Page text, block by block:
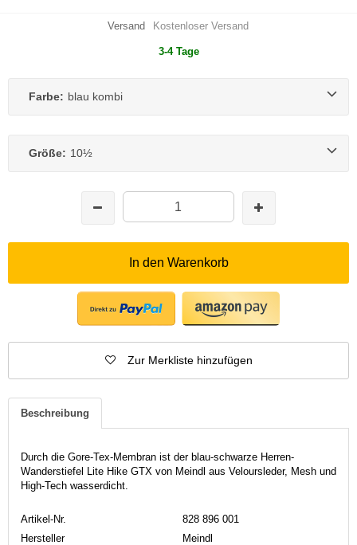
Versand Kostenloser Versand
3-4 Tage
Farbe: blau kombi
Größe: 10½
In den Warenkorb
Zur Merkliste hinzufügen
Beschreibung
Durch die Gore-Tex-Membran ist der blau-schwarze Herren-
Wanderstiefel Lite Hike GTX von Meindl aus Veloursleder, Mesh und
High-Tech wasserdicht.
Artikel-Nr.
828 896 001
Hersteller
Meindl